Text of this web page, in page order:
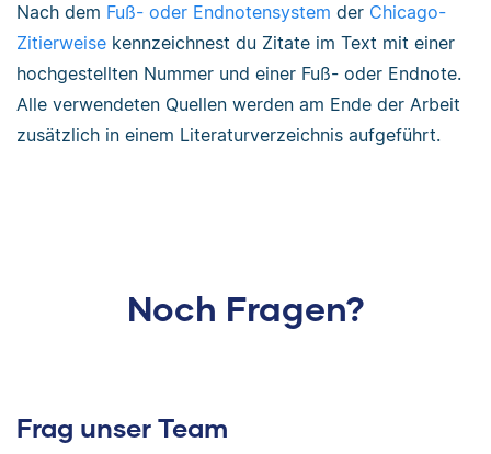
Nach dem Fuß- oder Endnotensystem der Chicago-
Zitierweise kennzeichnest du Zitate im Text mit einer
hochgestellten Nummer und einer Fuß- oder Endnote.
Alle verwendeten Quellen werden am Ende der Arbeit
zusätzlich in einem Literaturverzeichnis aufgeführt.
Noch Fragen?
Frag unser Team